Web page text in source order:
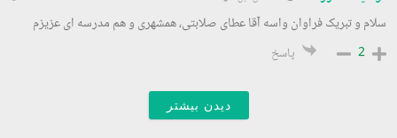
سلام و تبریک فراوان واسه آقا عطای صلابتی، همشهری و هم مدرسه ای عزیزم
2 پاسخ
دیدن بیشتر